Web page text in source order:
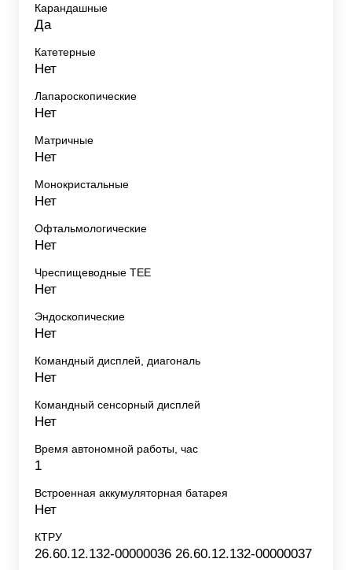
Карандашные
Да
Катетерные
Нет
Лапароскопические
Нет
Матричные
Нет
Монокристальные
Нет
Офтальмологические
Нет
Чреспищеводные TEE
Нет
Эндоскопические
Нет
Командный дисплей, диагональ
Нет
Командный сенсорный дисплей
Нет
Время автономной работы, час
1
Встроенная аккумуляторная батарея
Нет
КТРУ
26.60.12.132-00000036 26.60.12.132-00000037